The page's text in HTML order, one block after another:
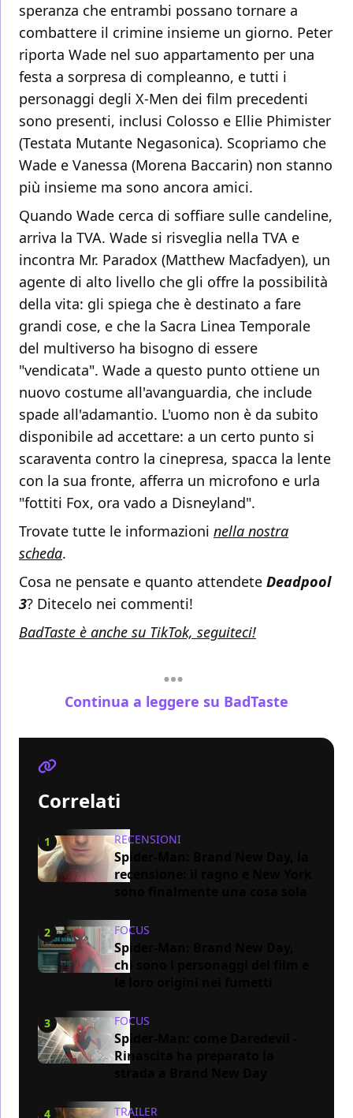
speranza che entrambi possano tornare a
combattere il crimine insieme un giorno. Peter
riporta Wade nel suo appartamento per una
festa a sorpresa di compleanno, e tutti i
personaggi degli X-Men dei film precedenti
sono presenti, inclusi Colosso e Ellie Phimister
(Testata Mutante Negasonica). Scopriamo che
Wade e Vanessa (Morena Baccarin) non stanno
più insieme ma sono ancora amici.
Quando Wade cerca di soffiare sulle candeline,
arriva la TVA. Wade si risveglia nella TVA e
incontra Mr. Paradox (Matthew Macfadyen), un
agente di alto livello che gli offre la possibilità
della vita: gli spiega che è destinato a fare
grandi cose, e che la Sacra Linea Temporale
del multiverso ha bisogno di essere
"vendicata". Wade a questo punto ottiene un
nuovo costume all'avanguardia, che include
spade all'adamantio. L'uomo non è da subito
disponibile ad accettare: a un certo punto si
scaraventa contro la cinepresa, spacca la lente
con la sua fronte, afferra un microfono e urla
"fottiti Fox, ora vado a Disneyland".
Trovate tutte le informazioni nella nostra
scheda.
Cosa ne pensate e quanto attendete Deadpool
3? Ditecelo nei commenti!
BadTaste è anche su TikTok, seguiteci!
Continua a leggere su BadTaste
Correlati
1 RECENSIONI
Spider-Man: Brand New Day, la
recensione: il ragno e New York
2 FOCUS
Spider-Man: Brand New Day,
chi sono i personaggi del film e
3 FOCUS
Spider-Man: come Daredevil -
Rinascita ha preparato la
4 TRAILER